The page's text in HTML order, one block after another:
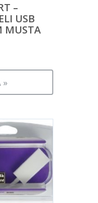
–
USB
MUSTA
»